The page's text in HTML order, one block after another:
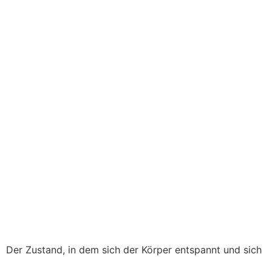
Der Zustand, in dem sich der Körper entspannt und sich